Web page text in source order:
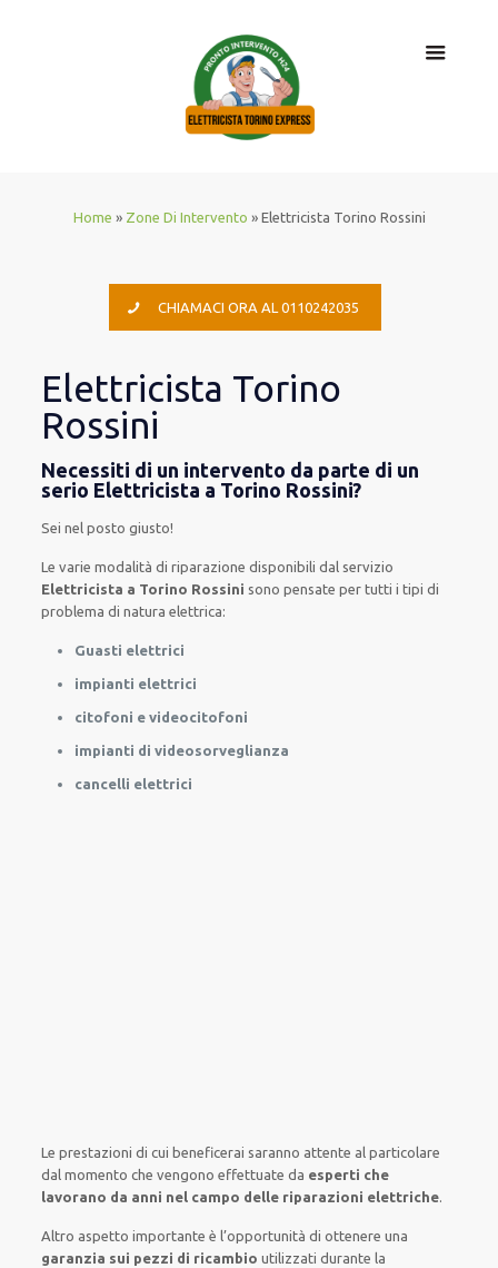
Home » Zone Di Intervento » Elettricista Torino Rossini
CHIAMACI ORA AL 0110242035
Elettricista Torino
Rossini
Necessiti di un intervento da parte di un
serio Elettricista a Torino Rossini?
Sei nel posto giusto!
Levarie modalità diriparazione disponibili dal servizio
Elettricista a Torino Rossini sonopensate pertutti i tipi di
problema di natura elettrica:
Guasti elettrici
impianti elettrici
citofoni e videocitofoni
impianti di videosorveglianza
cancelli elettrici
Le prestazioni di cui beneficerai saranno attente al particolare
dal momento che vengono effettuate da esperti che
lavorano da anni nel campo delle riparazioni elettriche.
Altro aspetto importante è l’opportunità diottenere una
garanzia sui pezzi di ricambioutilizzati durante la